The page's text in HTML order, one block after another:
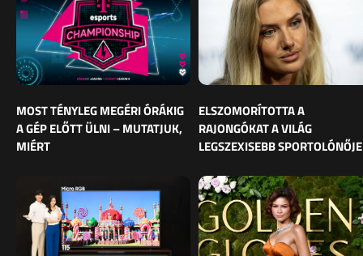
MOST TÉNYLEG MEGÉRI ÓRÁKIG
A GÉP ELŐTT ÜLNI – MUTATJUK,
MIÉRT
ELSZOMORÍTOTTA A
RAJONGÓKAT A VILÁG
LEGSZEXISEBB SPORTOLÓNŐJE